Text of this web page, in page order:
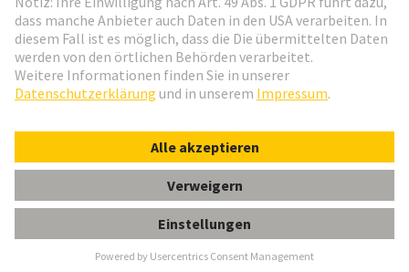
PE-Kombischraube M4 100ST/BEUTEL
Schweiz Deutsch
© HARTING Technologiegruppe
ImpressumDatenschutz-ErklärungCookie-Einstellungen
Kundeninformation